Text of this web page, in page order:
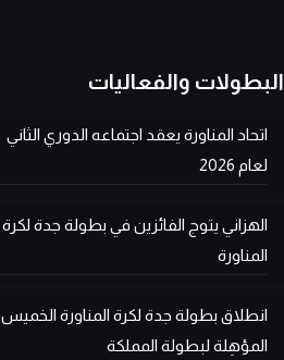
البطولات والفعاليات
اتحاد المناورة يعقد اجتماعه الدوري الثاني
لعام 2026
الهزاني يتوج الفائزين في بطولة جدة لكرة
المناورة
انطلاق بطولة جدة لكرة المناورة الخميس
المؤهِلة لبطولة المملكة